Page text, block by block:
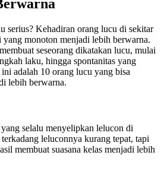
serius? Kehadiran orang lucu di sekitar
monoton menjadi lebih berwarna.
seseorang dikatakan lucu, mulai
laku, hingga spontanitas yang
adalah 10 orang lucu yang bisa
lebih berwarna.
selalu menyelipkan lelucon di
leluconnya kurang tepat, tapi
membuat suasana kelas menjadi lebih